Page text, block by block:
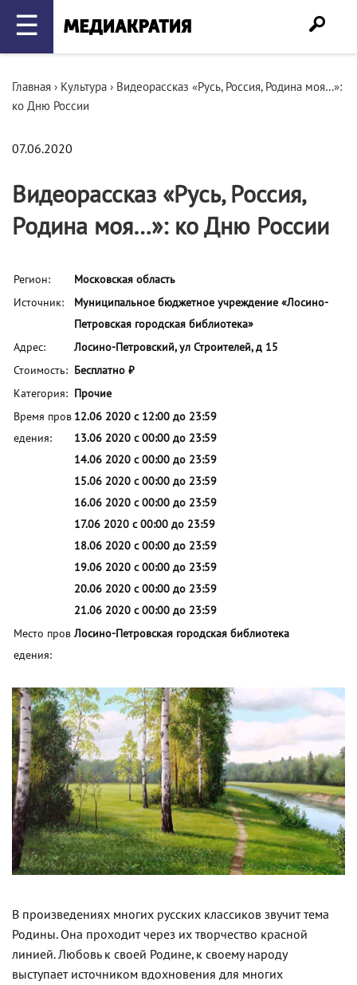
☰
Главная › Культура › Видеорассказ «Русь, Россия, Родина моя…»:
ко Дню России
07.06.2020
Видеорассказ «Русь, Россия,
Родина моя…»: ко Дню России
Регион:
Московская область
Источник:
Муниципальное бюджетное учреждение «Лосино-
Петровская городская библиотека»
Адрес:
Лосино-Петровский, ул Строителей, д 15
Стоимость: Бесплатно ₽
Категория: Прочие
Время пров
едения:
12.06 2020 с 12:00 до 23:59
13.06 2020 с 00:00 до 23:59
14.06 2020 с 00:00 до 23:59
15.06 2020 с 00:00 до 23:59
16.06 2020 с 00:00 до 23:59
17.06 2020 с 00:00 до 23:59
18.06 2020 с 00:00 до 23:59
19.06 2020 с 00:00 до 23:59
20.06 2020 с 00:00 до 23:59
21.06 2020 с 00:00 до 23:59
Место пров
едения:
Лосино-Петровская городская библиотека
В произведениях многих русских классиков звучит тема
Родины. Она проходит через их творчество красной
линией. Любовь к своей Родине, к своему народу
выступает источником вдохновения для многих